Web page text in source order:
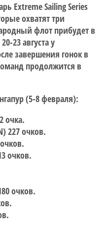
Extreme Sailing Series
охватят три
флот прибудет в
23 августа у
завершения гонок в
продолжится в
(5-8 февраля):
очка.
227 очков.
очков.
очков.